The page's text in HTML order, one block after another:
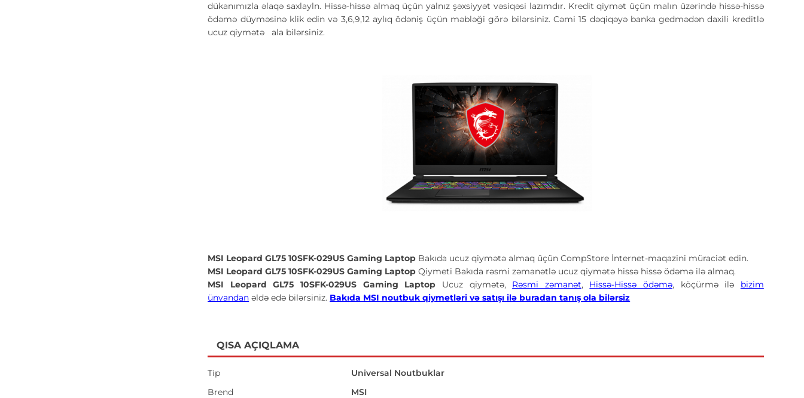
dükanımızla əlaqə saxlayln. Hissə-hissə almaq üçün yalnız şəxsiyyət vəsiqəsi lazımdır. Kredit qiymət üçün malın üzərində hissə-hissə
ödəmə düyməsinə klik edin və 3,6,9,12 aylıq ödəniş üçün məbləği görə bilərsiniz. Cəmi 15 dəqiqəyə banka gedmədən daxili kreditlə
ucuz qiymətə
ala bilərsiniz.
MSI Leopard GL75 10SFK-029US Gaming Laptop Bakıda ucuz qiymətə almaq üçün CompStore İnternet-maqazini müraciət edin.
MSI Leopard GL75 10SFK-029US Gaming Laptop Qiymeti Bakıda rəsmi zəmanətlə ucuz qiymətə hissə hissə ödəmə ilə almaq.
MSI Leopard GL75 10SFK-029US Gaming Laptop Ucuz qiymətə, Rəsmi zəmanət, Hissə-Hissə ödəmə, köçürmə ilə bizim
ünvandan əldə edə bilərsiniz. Bakıda MSI noutbuk qiymetləri və satışı ilə buradan tanış ola bilərsiz
QISA AÇIQLAMA
Tip
Universal Noutbuklar
Brend
MSI